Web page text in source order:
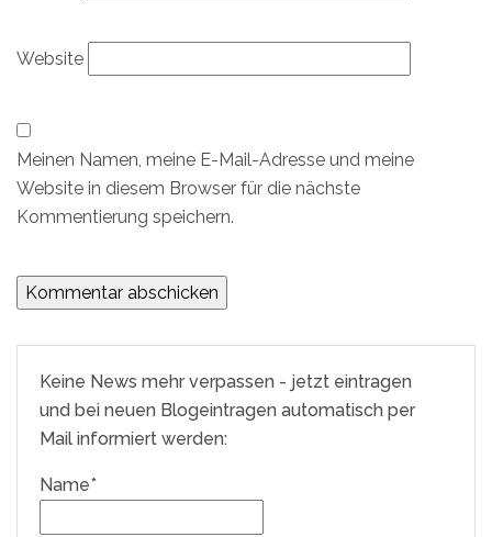
Website
Meinen Namen, meine E-Mail-Adresse und meine
Website in diesem Browser für die nächste
Kommentierung speichern.
Keine News mehr verpassen - jetzt eintragen
und bei neuen Blogeintragen automatisch per
Mail informiert werden:
Name*